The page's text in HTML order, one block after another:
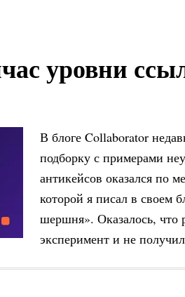
уровни
В блоге Collaborator
подборку с примерами
антикейсов оказался по
которой я писал в своем
шершня». Оказалось, что
эксперимент и не